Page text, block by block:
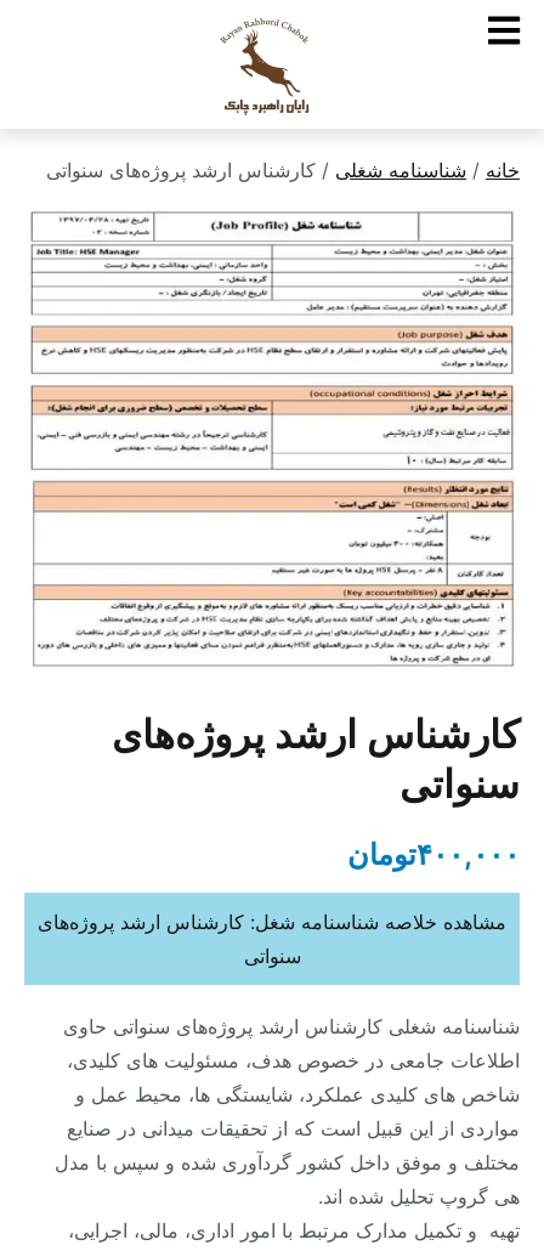
خانه / شناسنامه شغلی / کارشناس ارشد پروژه‌های سنواتی
کارشناس ارشد پروژه‌های
سنواتی
۴۰۰,۰۰۰تومان
شناسنامه شغلی کارشناس ارشد پروژه‌های سنواتی حاوی
اطلاعات جامعی در خصوص هدف، مسئولیت های کلیدی،
شاخص های کلیدی عملکرد، شایستگی ها، محیط عمل و
مواردی از این قبیل است که از تحقیقات میدانی در صنایع
مختلف و موفق داخل کشور گردآوری شده و سپس با مدل
هی گروپ تحلیل شده اند.
تهیه‎ ‎‏ و تکمیل مدارک مرتبط با امور اداری، مالی، اجرایی،
مشاهده خلاصه شناسنامه شغل: کارشناس ارشد پروژه‌های
سنواتی